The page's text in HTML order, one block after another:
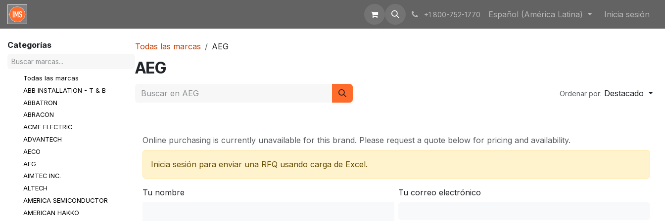
Ir al contenido
+1 800-752-1770 Español (América Latina) Inicia sesión
Categorías
Todas las marcas
ABB INSTALLATION - T & B
ABBATRON
ABRACON
ACME ELECTRIC
ADVANTECH
AECO
AEG
AIMTEC INC.
ALTECH
AMERICA SEMICONDUCTOR
AMERICAN HAKKO
Todas las marcas AEG
AEG
Ordenar por: Destacado
Online purchasing is currently unavailable for this brand. Please request a quote below for pricing and availability.
Inicia sesión para enviar una RFQ usando carga de Excel.
Tu nombre Tu correo electrónico